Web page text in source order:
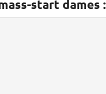
start dames :